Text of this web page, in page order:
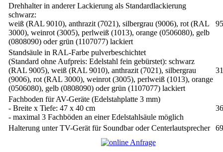
Drehhalter in anderer Lackierung als Standardlackierung
schwarz:
weiß (RAL 9010), anthrazit (7021), silbergrau (9006), rot (RAL
3000), weinrot (3005), perlweiß (1013), orange (0506080), gelb
(0808090) oder grün (1107077) lackiert
Standsäule in RAL-Farbe pulverbeschichtet
(Standard ohne Aufpreis: Edelstahl fein gebürstet): schwarz
(RAL 9005), weiß (RAL 9010), anthrazit (7021), silbergrau
(9006), rot (RAL 3000), weinrot (3005), perlweiß (1013), orange
(0506080), gelb (0808090) oder grün (1107077) lackiert
Fachboden für AV-Geräte (Edelstahplatte 3 mm)
- Breite x Tiefe: 47 x 40 cm
- maximal 3 Fachböden an einer Edelstahlsäule möglich
Halterung unter TV-Gerät für Soundbar oder Centerlautsprecher